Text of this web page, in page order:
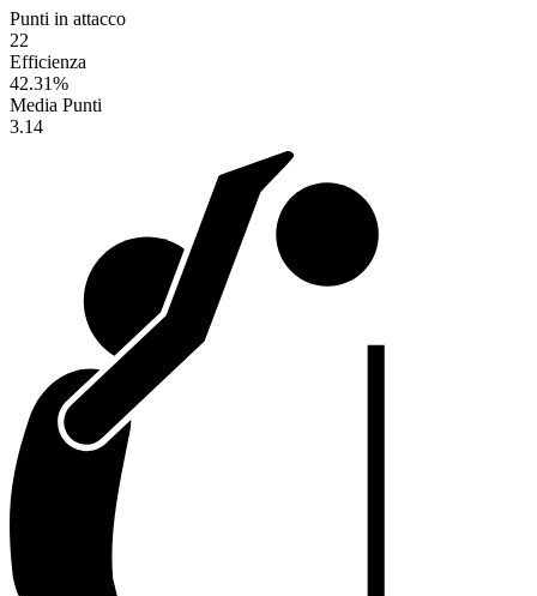
Punti in attacco
22
Efficienza
42.31%
Media Punti
3.14